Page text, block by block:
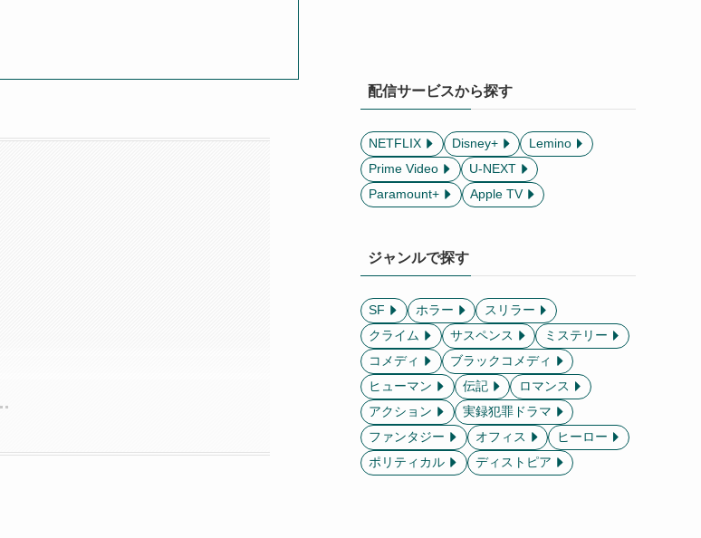
配信サービスから探す
NETFLIX Disney+
Lemino
Prime Video
U-NEXT
Paramount+
Apple TV
ジャンルで探す
SF ホラー
スリラー
クライム
サスペンス
ミステリー
コメディ
ブラックコメディ
ヒューマン
伝記
ロマンス
アクション
実録犯罪ドラマ
ファンタジー
オフィス
ヒーロー
ポリティカル
ディストピア